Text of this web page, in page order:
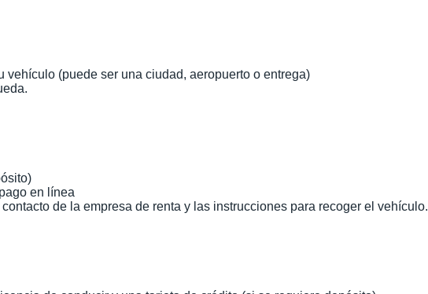
(puede ser una ciudad, aeropuerto o entrega)
en línea
de la empresa de renta y las instrucciones para recoger el vehículo.